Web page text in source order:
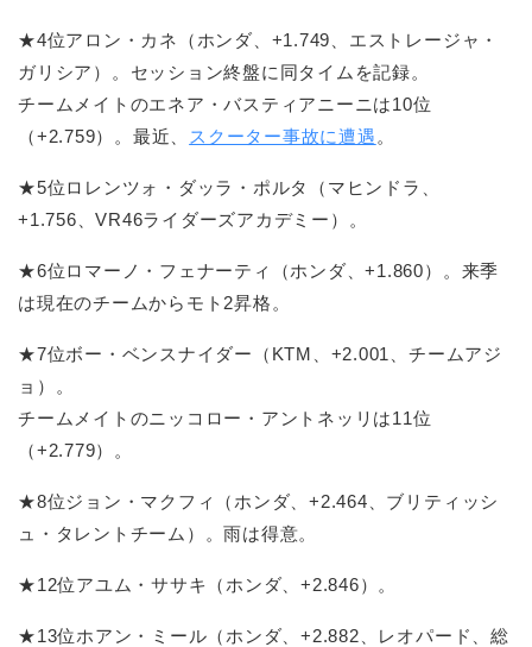
★4位アロン・カネ（ホンダ、+1.749、エストレージャ・
ガリシア）。セッション終盤に同タイムを記録。
チームメイトのエネア・バスティアニーニは10位
（+2.759）。最近、
スクーター事故に遭遇 。
★5位ロレンツォ・ダッラ・ポルタ（マヒンドラ、
+1.756、VR46ライダーズアカデミー）。
★6位ロマーノ・フェナーティ（ホンダ、+1.860）。来季
は現在のチームからモト2昇格。
★7位ボー・ベンスナイダー（KTM、+2.001、チームアジ
ョ）。
チームメイトのニッコロー・アントネッリは11位
（+2.779）。
★8位ジョン・マクフィ（ホンダ、+2.464、ブリティッシ
ュ・タレントチーム）。雨は得意。
★12位アユム・ササキ（ホンダ、+2.846）。
★13位ホアン・ミール（ホンダ、+2.882、レオパード、総